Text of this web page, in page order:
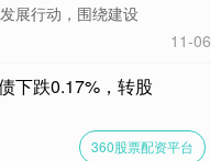
展行动，围绕建设
11-06
下跌0.17%，转股
360股票配资平台